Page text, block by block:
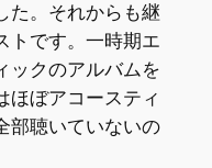
た。それからも継
トです。一時期エ
ックのアルバムを
ほぼアコースティ
部聴いていないの